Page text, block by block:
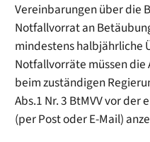
Vereinbarungen über die
Notfallvorrat an
mindestens halbjährliche
Notfallvorräte müssen
beim zuständigen
Abs.1 Nr. 3 BtMVV vor
(per Post oder E-Mail)